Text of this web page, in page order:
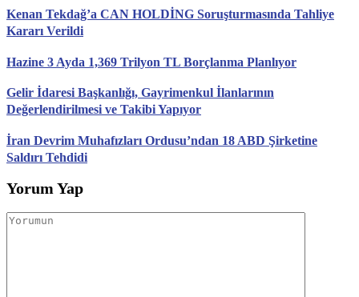
Kenan Tekdağ’a CAN HOLDİNG Soruşturmasında Tahliye
Kararı Verildi
Hazine 3 Ayda 1,369 Trilyon TL Borçlanma Planlıyor
Gelir İdaresi Başkanlığı, Gayrimenkul İlanlarının
Değerlendirilmesi ve Takibi Yapıyor
İran Devrim Muhafızları Ordusu’ndan 18 ABD Şirketine
Saldırı Tehdidi
Yorum Yap